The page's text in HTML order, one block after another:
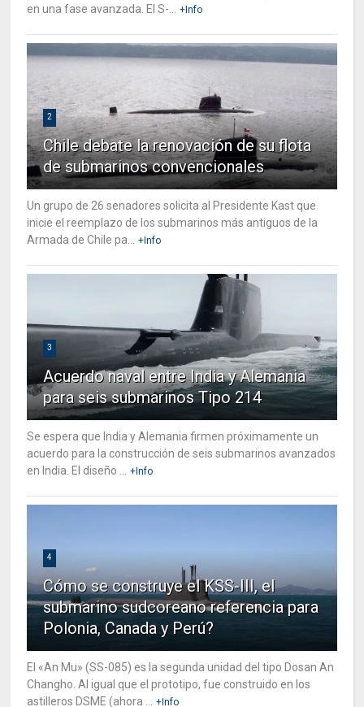
en una fase avanzada. El S-... +Info
2
Chile debate la renovación de su flota
de submarinos convencionales
Un grupo de 26 senadores solicita al Presidente Kast que
inicie el reemplazo de los submarinos más antiguos de la
Armada de Chile pa... +Info
3
Acuerdo naval entre India y Alemania
para seis submarinos Tipo 214
Se espera que India y Alemania firmen próximamente un
acuerdo para la construcción de seis submarinos avanzados
en India. El diseño ... +Info
4
Cómo se construye el KSS-III, el
submarino sudcoreano referencia para
Polonia, Canada y Perú?
El «An Mu» (SS-085) es la segunda unidad del tipo Dosan An
Changho. Al igual que el prototipo, fue construido en los
astilleros DSME (ahora ... +Info